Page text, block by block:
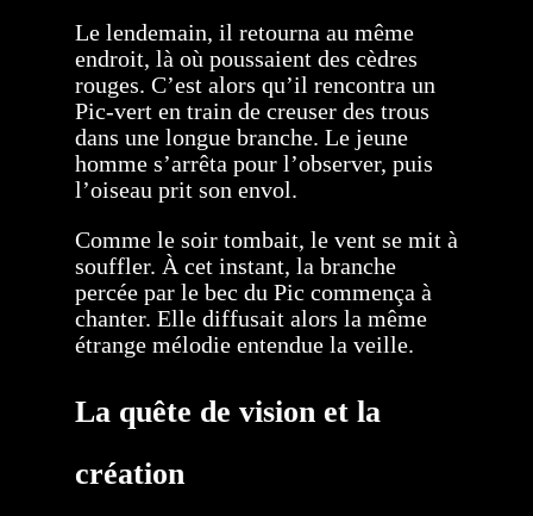
Le lendemain, il retourna au même
endroit, là où poussaient des cèdres
rouges. C’est alors qu’il rencontra un
Pic-vert en train de creuser des trous
dans une longue branche. Le jeune
homme s’arrêta pour l’observer, puis
l’oiseau prit son envol.
Comme le soir tombait, le vent se mit à
souffler. À cet instant, la branche
percée par le bec du Pic commença à
chanter. Elle diffusait alors la même
étrange mélodie entendue la veille.
La quête de vision et la
création